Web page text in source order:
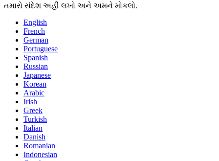
તમારો સંદેશ અહીં લખો અને અમને મોકલો.
English
French
German
Portuguese
Spanish
Russian
Japanese
Korean
Arabic
Irish
Greek
Turkish
Italian
Danish
Romanian
Indonesian